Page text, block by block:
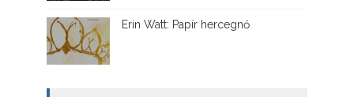
Erin Watt: Papír hercegnő